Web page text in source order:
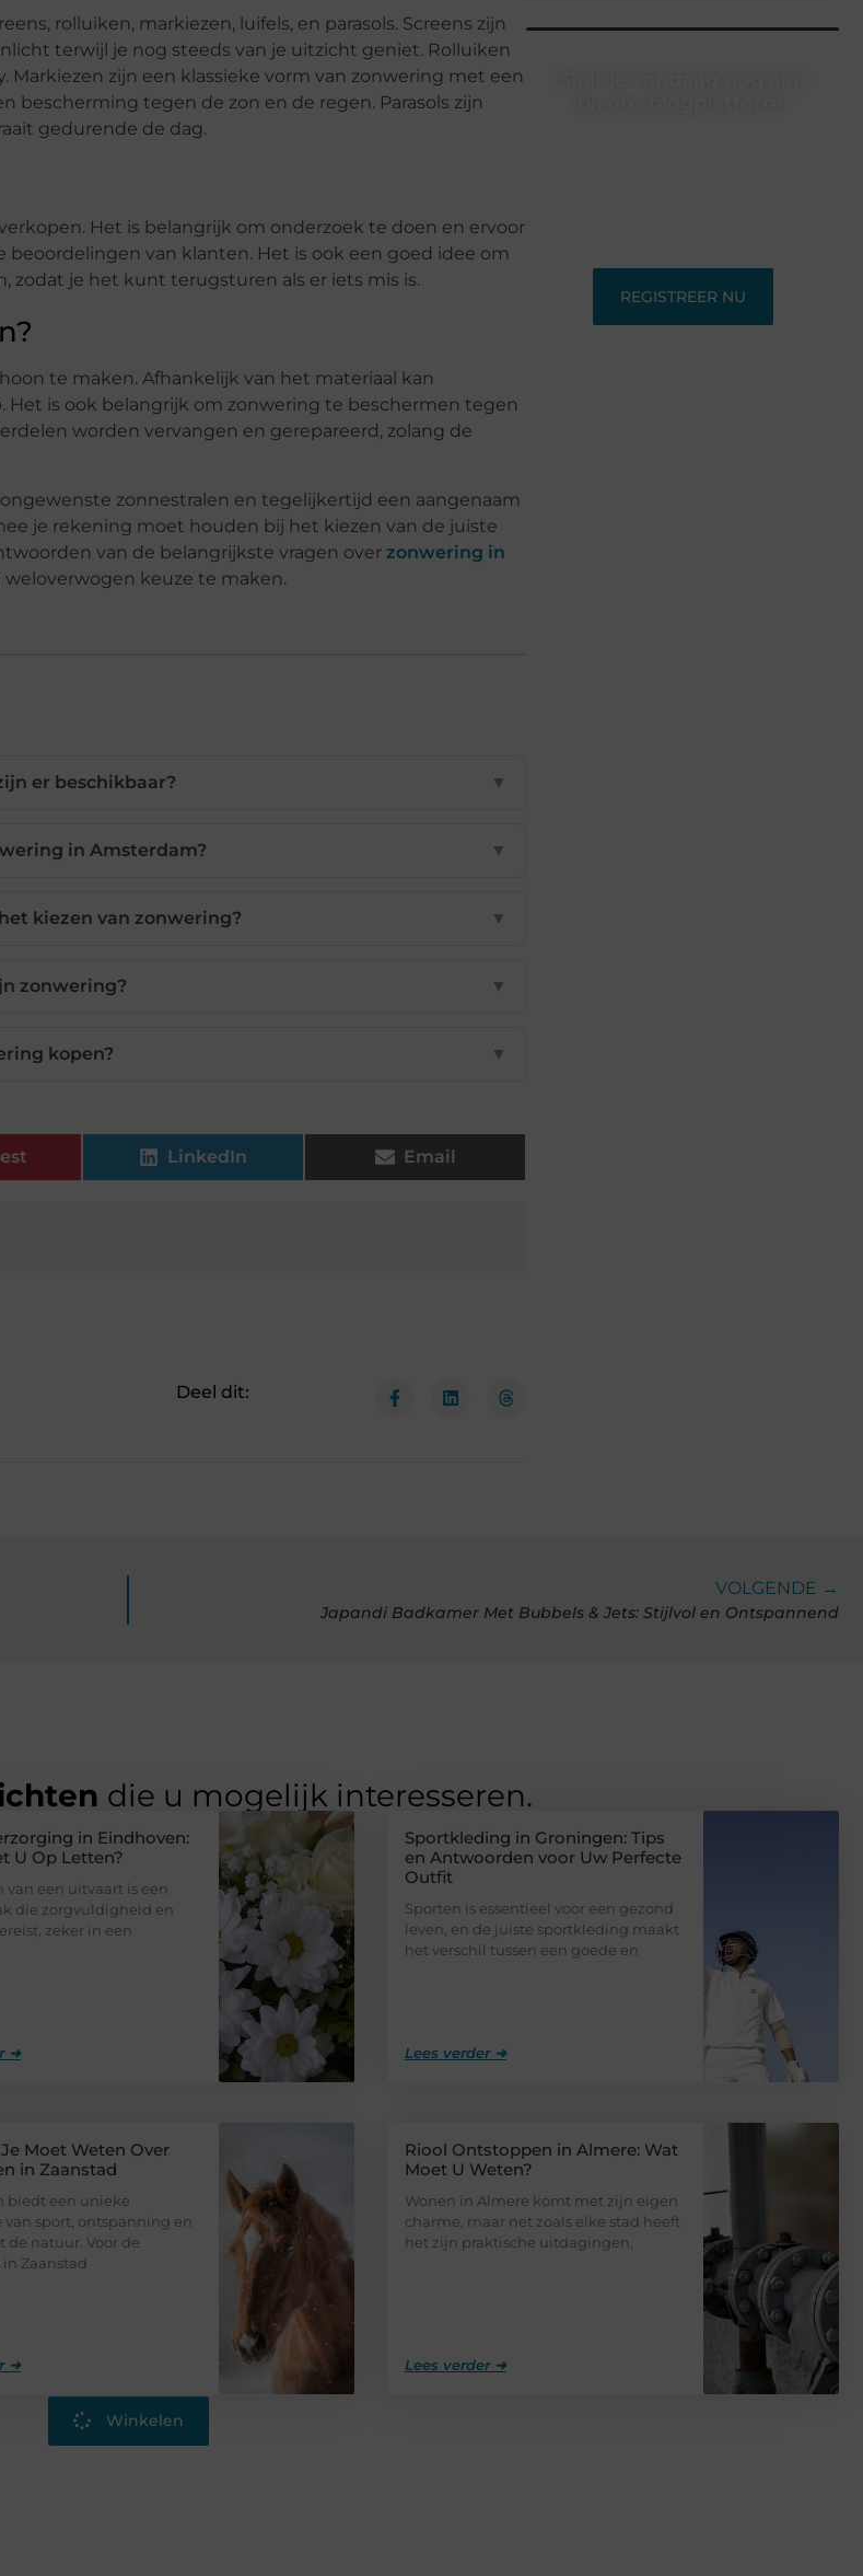
rolluiken, markiezen, luifels, en parasols. Screens zijn
terwijl je nog steeds van je uitzicht geniet. Rolluiken
zijn een klassieke vorm van zonwering met een
bescherming tegen de zon en de regen. Parasols zijn
gedurende de dag.
Het is belangrijk om onderzoek te doen en ervoor
van klanten. Het is ook een goed idee om
je het kunt terugsturen als er iets mis is.
te maken. Afhankelijk van het materiaal kan
is ook belangrijk om zonwering te beschermen tegen
worden vervangen en gerepareerd, zolang de
zonnestralen en tegelijkertijd een aangenaam
je rekening moet houden bij het kiezen van de juiste
van de belangrijkste vragen over zonwering in
keuze te maken.
er beschikbaar? ▼
in Amsterdam? ▼
kiezen van zonwering? ▼
zonwering? ▼
kopen? ▼
LinkedIn Email
Deel dit:
REGISTREER NU
VOLGENDE →
Japandi Badkamer Met Bubbels & Jets: Stijlvol en Ontspannend
die u mogelijk interesseren.
in Eindhoven:
U Op Letten?
van een uitvaart is een
die zorgvuldigheid en
zeker in een
➜
Sportkleding in Groningen: Tips
en Antwoorden voor Uw Perfecte
Outfit
Sporten is essentieel voor een gezond
leven, en de juiste sportkleding maakt
het verschil tussen een goede en
Lees verder ➜
Moet Weten Over
in Zaanstad
biedt een unieke
sport, ontspanning en
de natuur. Voor de
Zaanstad
➜
Riool Ontstoppen in Almere: Wat
Moet U Weten?
Wonen in Almere komt met zijn eigen
charme, maar net zoals elke stad heeft
het zijn praktische uitdagingen,
Lees verder ➜
Winkelen